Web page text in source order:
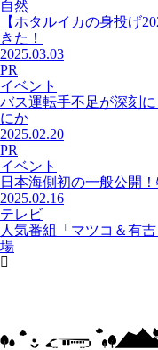
自然
【ホタルイカの身投げ
きた！
2025.03.03
PR
イベント
バス運転手不足が深刻
にか
2025.02.20
PR
イベント
日本海側初の一般公開
2025.02.16
テレビ
人気番組「マツコ＆有
場